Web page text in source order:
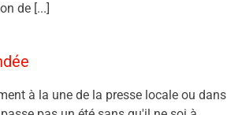
de [...]
à la une de la presse locale ou dans